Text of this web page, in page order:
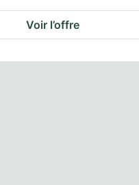
Voir l’offre